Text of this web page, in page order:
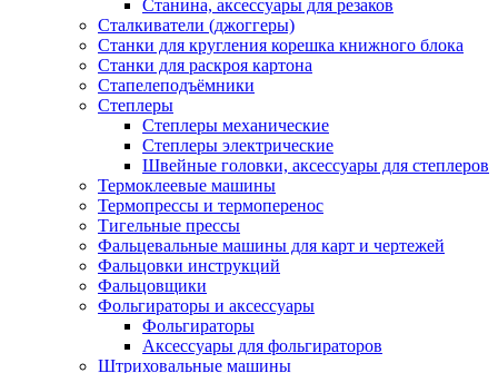
Станина, аксессуары для резаков
Сталкиватели (джоггеры)
Станки для кругления корешка книжного блока
Станки для раскроя картона
Стапелеподъёмники
Степлеры
Степлеры механические
Степлеры электрические
Швейные головки, аксессуары для степлеров
Термоклеевые машины
Термопрессы и термоперенос
Тигельные прессы
Фальцевальные машины для карт и чертежей
Фальцовки инструкций
Фальцовщики
Фольгираторы и аксессуары
Фольгираторы
Аксессуары для фольгираторов
Штриховальные машины